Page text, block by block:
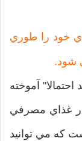
خود را طوري
شود.
احتمالا" آموخته
غذاي مصرفي
كه مي توانيد